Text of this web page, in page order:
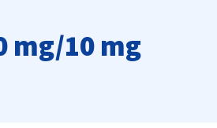
mg/10 mg